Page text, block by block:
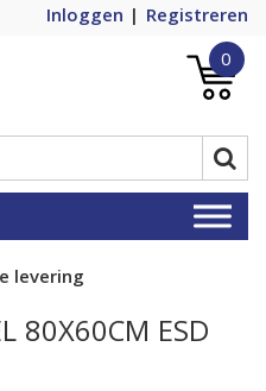
Inloggen
Registreren
in
0
levering
80X60CM ESD